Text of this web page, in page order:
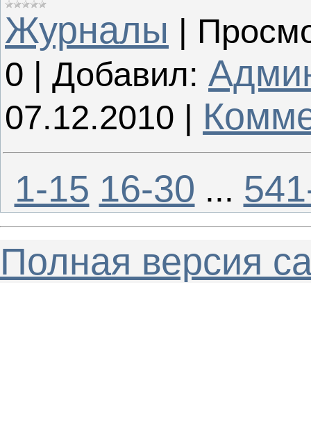
Журналы |
0 | Добавил:
07.12.2010 |
1-15 16-30 ...
Полная версия